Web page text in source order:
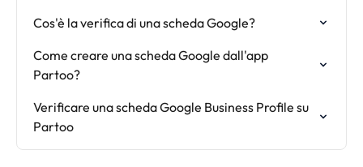
Cos'è la verifica di una scheda Google?
Come creare una scheda Google dall'app
Partoo?
Verificare una scheda Google Business Profile su
Partoo